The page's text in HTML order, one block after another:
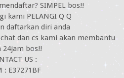
SIMPEL bos!!
kami PELANGI Q Q
daftarkan diri anda
dan cs kami akan membantu
24jam bos!!
US :
: E37271BF